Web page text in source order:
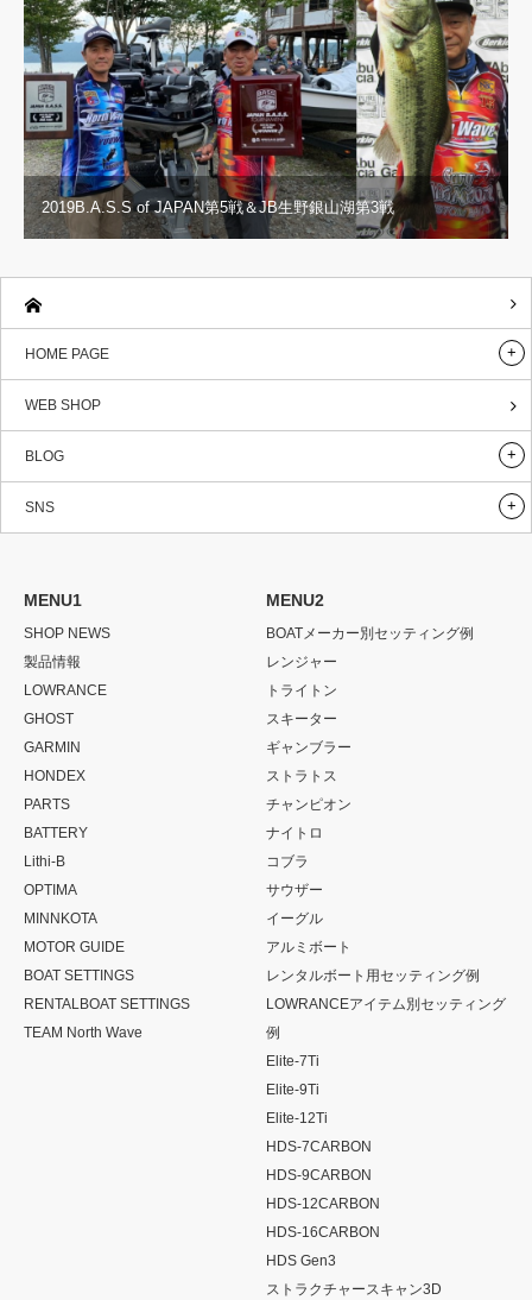
2019B.A.S.S of JAPAN第5戦＆JB生野銀山湖第3戦
HOME PAGE
WEB SHOP
BLOG
SNS
MENU1
SHOP NEWS
製品情報
LOWRANCE
GHOST
GARMIN
HONDEX
PARTS
BATTERY
Lithi-B
OPTIMA
MINNKOTA
MOTOR GUIDE
BOAT SETTINGS
RENTALBOAT SETTINGS
TEAM North Wave
MENU2
BOATメーカー別セッティング例
レンジャー
トライトン
スキーター
ギャンブラー
ストラトス
チャンピオン
ナイトロ
コブラ
サウザー
イーグル
アルミボート
レンタルボート用セッティング例
LOWRANCEアイテム別セッティング
例
Elite-7Ti
Elite-9Ti
Elite-12Ti
HDS-7CARBON
HDS-9CARBON
HDS-12CARBON
HDS-16CARBON
HDS Gen3
ストラクチャースキャン3D